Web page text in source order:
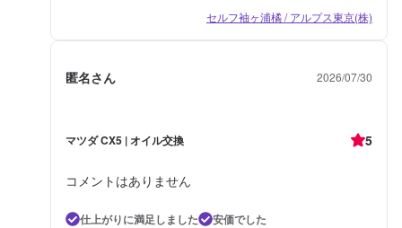
セルフ袖ヶ浦橘 / アルプス東京(株)
匿名さん 2026/07/30
マツダ CX5 | オイル交換 5
コメントはありません
仕上がりに満足しました
安価でした